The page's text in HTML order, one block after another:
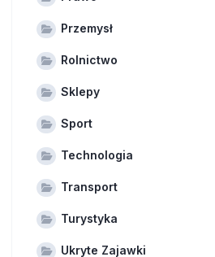
Przemysł
Rolnictwo
Sklepy
Sport
Technologia
Transport
Turystyka
Ukryte Zajawki